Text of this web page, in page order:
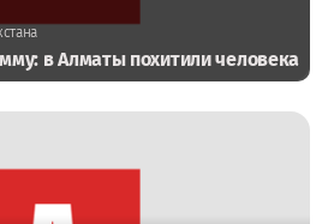
в Алматы похитили человека